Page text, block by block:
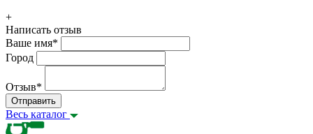
+
Написать отзыв
Ваше имя*
Город
Отзыв*
Отправить
Весь каталог